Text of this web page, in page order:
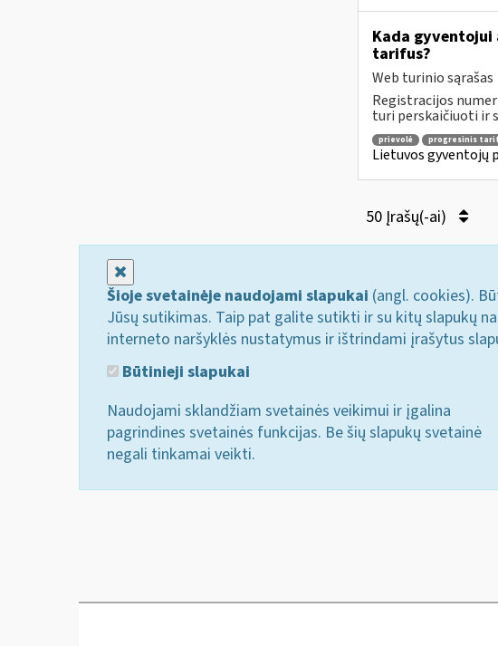
Kada
tarifus?
Web turinio sąrašas
Registracijos
turi perskaičiuoti ir
prievolė progresinis
Lietuvos gyventojų
50 Įrašų(-ai)
Šioje svetainėje naudojami slapukai (angl. cookies).
Jūsų sutikimas. Taip pat galite sutikti ir su kitų slapukų
interneto naršyklės nustatymus ir ištrindami įrašytus
Būtinieji slapukai
Naudojami sklandžiam svetainės veikimui ir įgalina
pagrindines svetainės funkcijas. Be šių slapukų svetainė
negali tinkamai veikti.